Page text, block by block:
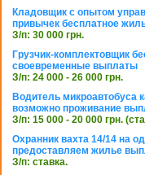
Кладовщик с опытом
привычек бесплатное
З/п: 30 000 грн.
Грузчик-комплектовщик
своевременные выплаты
З/п: 24 000 - 26 000 грн.
Водитель микроавтобуса
возможно проживание
З/п: 15 000 - 20 000 грн.
Охранник вахта 14/14 на
предоставляем жилье
З/п: ставка.